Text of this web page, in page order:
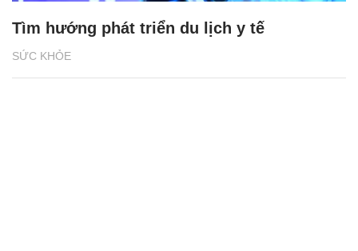
SỨC KHỎE
Tìm hướng phát triển du lịch y tế